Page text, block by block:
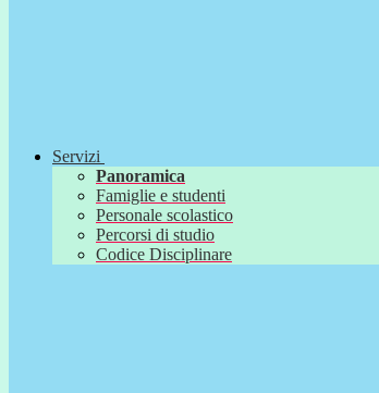
Servizi
Panoramica
Famiglie e studenti
Personale scolastico
Percorsi di studio
Codice Disciplinare